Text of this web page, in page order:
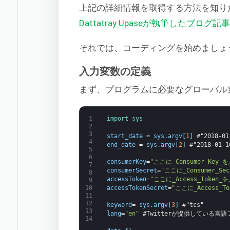
上記の詳細情報を取得する方法を知
Dattatray Upaseが執筆したブログ記事
それでは、コーディングを始めましょ
入力変数の定義
まず、プログラムに必要なグローバ
1
2
3
4
5
6
7
8
9
10
11
12
13
14
import sys
start_date = sys .argv[1]
#"2018-
end_date = sys .argv[2 ] #"2018-01-
consumerKey="ここに_Consumer_Key_
consumerSecret="ここに
accessToken="ここに_Access_Token_
accessTokenSecret="ここに
keyword= sys .argv[ 3]
#"tcs"
lang="en" #Twitterが提供している言語